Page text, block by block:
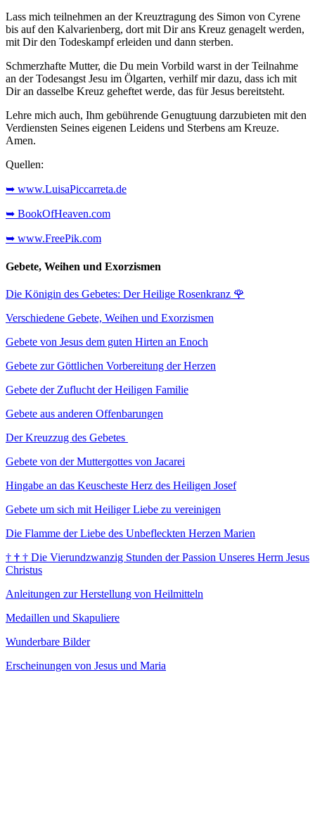
Lass mich teilnehmen an der Kreuztragung des Simon von Cyrene
bis auf den Kalvarienberg, dort mit Dir ans Kreuz genagelt werden,
mit Dir den Todeskampf erleiden und dann sterben.
Schmerzhafte Mutter, die Du mein Vorbild warst in der Teilnahme
an der Todesangst Jesu im Ölgarten, verhilf mir dazu, dass ich mit
Dir an dasselbe Kreuz geheftet werde, das für Jesus bereitsteht.
Lehre mich auch, Ihm gebührende Genugtuung darzubieten mit den
Verdiensten Seines eigenen Leidens und Sterbens am Kreuze.
Amen.
Quellen:
➥ www.LuisaPiccarreta.de
➥ BookOfHeaven.com
➥ www.FreePik.com
Gebete, Weihen und Exorzismen
Die Königin des Gebetes: Der Heilige Rosenkranz 🌹
Verschiedene Gebete, Weihen und Exorzismen
Gebete von Jesus dem guten Hirten an Enoch
Gebete zur Göttlichen Vorbereitung der Herzen
Gebete der Zuflucht der Heiligen Familie
Gebete aus anderen Offenbarungen
Der Kreuzzug des Gebetes
Gebete von der Muttergottes von Jacarei
Hingabe an das Keuscheste Herz des Heiligen Josef
Gebete um sich mit Heiliger Liebe zu vereinigen
Die Flamme der Liebe des Unbefleckten Herzen Marien
† † † Die Vierundzwanzig Stunden der Passion Unseres Herrn Jesus
Christus
Anleitungen zur Herstellung von Heilmitteln
Medaillen und Skapuliere
Wunderbare Bilder
Erscheinungen von Jesus und Maria